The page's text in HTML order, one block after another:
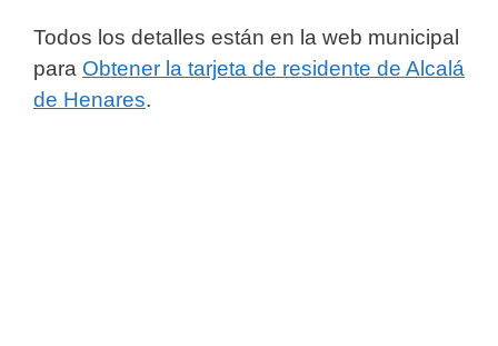
Todos los detalles están en la web municipal
para Obtener la tarjeta de residente de Alcalá
de Henares.